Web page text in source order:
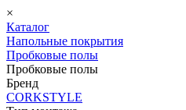
×
Каталог
Напольные покрытия
Пробковые полы
Пробковые полы
Бренд
CORKSTYLE